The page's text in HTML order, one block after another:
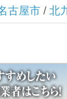
古屋市 / 北